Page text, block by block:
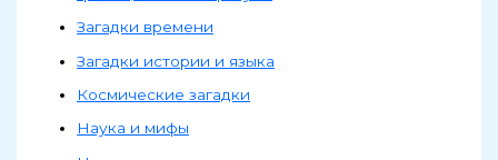
Загадки времени
Загадки истории и языка
Космические загадки
Наука и мифы